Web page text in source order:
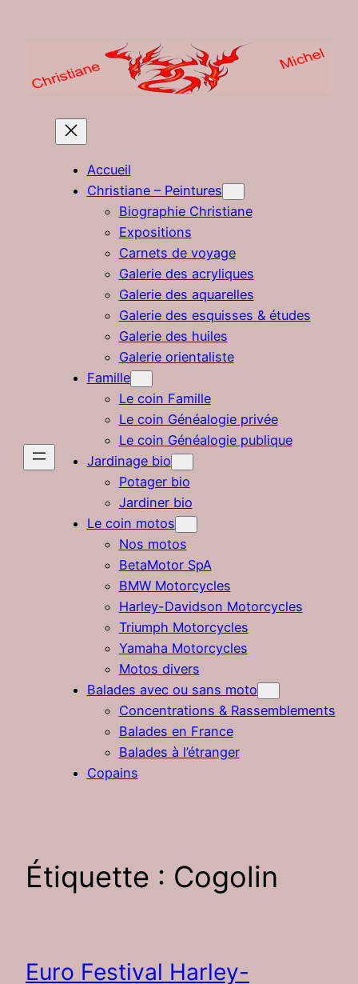
Accueil
Christiane – Peintures
Biographie Christiane
Expositions
Carnets de voyage
Galerie des acryliques
Galerie des aquarelles
Galerie des esquisses & études
Galerie des huiles
Galerie orientaliste
Famille
Le coin Famille
Le coin Généalogie privée
Le coin Généalogie publique
Jardinage bio
Potager bio
Jardiner bio
Le coin motos
Nos motos
BetaMotor SpA
BMW Motorcycles
Harley-Davidson Motorcycles
Triumph Motorcycles
Yamaha Motorcycles
Motos divers
Balades avec ou sans moto
Concentrations & Rassemblements
Balades en France
Balades à l’étranger
Copains
Étiquette : Cogolin
Euro Festival Harley-